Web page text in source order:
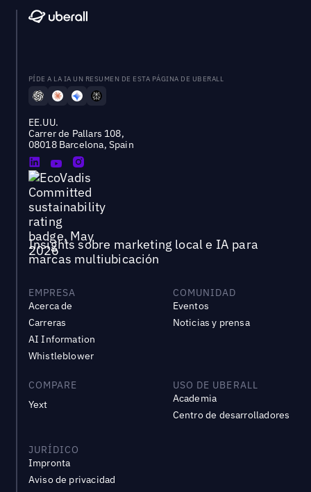
PÍDE A LA IA UN RESUMEN DE ESTA PÁGINA DE UBERALL
EE.UU.
Carrer de Pallars 108,
08018 Barcelona, Spain
Insights sobre marketing local e IA para
marcas multiubicación
EMPRESA
Acerca de
Carreras
AI Information
Whistleblower
COMUNIDAD
Eventos
Noticias y prensa
COMPARE
Yext
USO DE UBERALL
Academia
Centro de desarrolladores
JURÍDICO
Impronta
Aviso de privacidad